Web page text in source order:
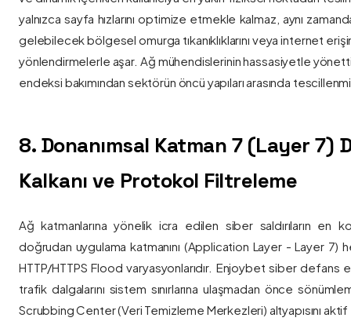
yalnızca sayfa hızlarını optimize etmekle kalmaz, aynı
gelebilecek bölgesel omurga tıkanıklıklarını veya internet
yönlendirmelerle aşar. Ağ mühendislerinin hassasiyetle
endeksi bakımından sektörün öncü yapıları arasında
8. Donanımsal Katman 7 (Layer 7)
Kalkanı ve Protokol Filtreleme
Ağ katmanlarına yönelik icra edilen siber saldırıların en
doğrudan uygulama katmanını (Application Layer - Layer 7)
HTTP/HTTPS Flood varyasyonlarıdır. Enjoybet siber
trafik dalgalarını sistem sınırlarına ulaşmadan önce
Scrubbing Center (Veri Temizleme Merkezleri) altyapısını